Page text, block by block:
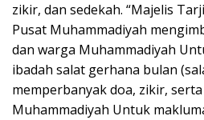
zikir, dan sedekah. “Majelis
Pusat Muhammadiyah
dan warga Muhammadiyah
ibadah salat gerhana bulan
memperbanyak doa, zikir, serta
Muhammadiyah Untuk